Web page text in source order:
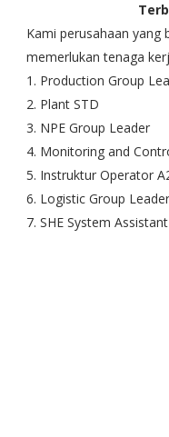
Kami perusahaan yang
memerlukan tenaga
1. Production Group
2. Plant STD
3. NPE Group Leader
4. Monitoring and
5. Instruktur Operator
6. Logistic Group Leader
7. SHE System Assistant